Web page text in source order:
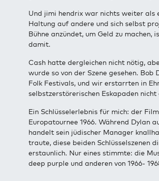
Und jimi hendrix war nichts weiter als
Haltung auf andere und sich selbst
Bühne anzündet, um Geld zu machen,
damit.
Cash hatte dergleichen nicht nötig,
wurde so von der Szene gesehen.
Folk Festivals, und wir erstarrten in
selbstzerstörerischen Eskapaden
Ein Schlüsselerlebnis für mich: der
Europatournee 1966. Während Dylan
handelt sein jüdischer Manager
traute, diese beiden Schlüsselszenen
erstaunlich. Nur eines stimmte: die
deep purple und anderen von 1966-